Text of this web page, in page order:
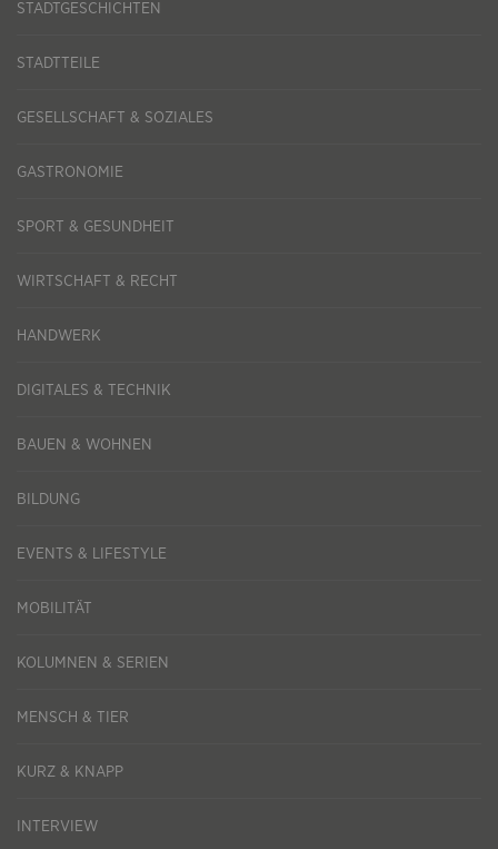
STADTGESCHICHTEN
STADTTEILE
GESELLSCHAFT & SOZIALES
GASTRONOMIE
SPORT & GESUNDHEIT
WIRTSCHAFT & RECHT
HANDWERK
DIGITALES & TECHNIK
BAUEN & WOHNEN
BILDUNG
EVENTS & LIFESTYLE
MOBILITÄT
KOLUMNEN & SERIEN
MENSCH & TIER
KURZ & KNAPP
INTERVIEW